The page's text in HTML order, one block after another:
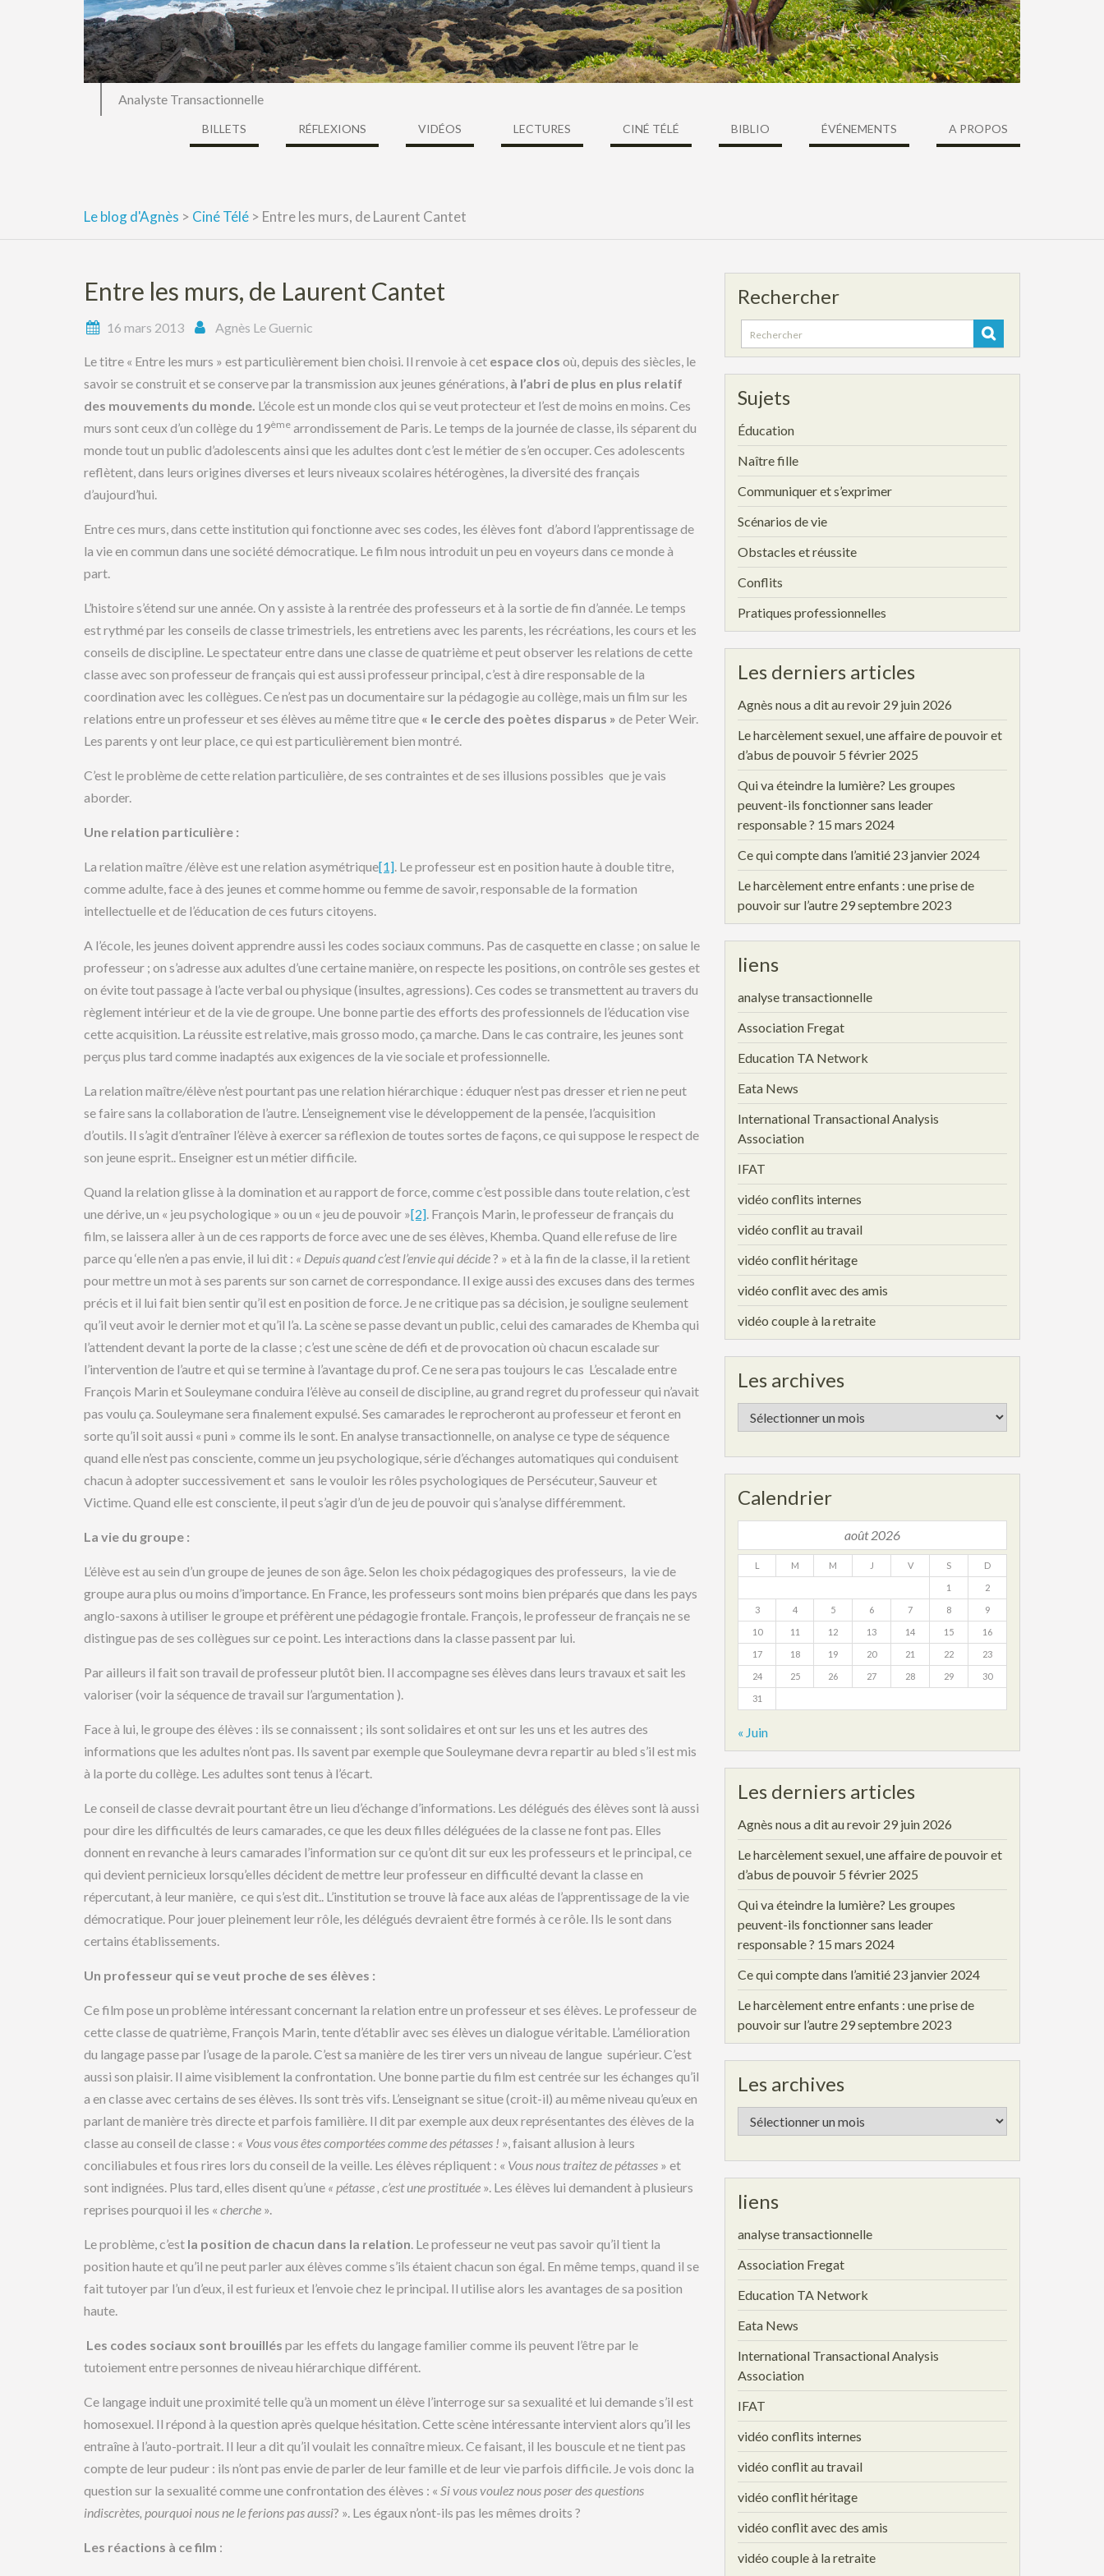
Analyste Transactionnelle
BILLETS RÉFLEXIONS VIDÉOS LECTURES CINÉ TÉLÉ BIBLIO ÉVÉNEMENTS A PROPOS
Le blog d'Agnès > Ciné Télé > Entre les murs, de Laurent Cantet
Entre les murs, de Laurent Cantet
16 mars 2013 Agnès Le Guernic
Le titre « Entre les murs » est particulièrement bien choisi. Il renvoie à cet espace clos où, depuis des siècles, le
savoir se construit et se conserve par la transmission aux jeunes générations, à l’abri de plus en plus relatif
des mouvements du monde. L’école est un monde clos qui se veut protecteur et l’est de moins en moins. Ces
murs sont ceux d’un collège du 19ème arrondissement de Paris. Le temps de la journée de classe, ils séparent du
monde tout un public d’adolescents ainsi que les adultes dont c’est le métier de s’en occuper. Ces adolescents
reflètent, dans leurs origines diverses et leurs niveaux scolaires hétérogènes, la diversité des français
d’aujourd’hui.
Entre ces murs, dans cette institution qui fonctionne avec ses codes, les élèves font d’abord l’apprentissage de
la vie en commun dans une société démocratique. Le film nous introduit un peu en voyeurs dans ce monde à
part.
L’histoire s’étend sur une année. On y assiste à la rentrée des professeurs et à la sortie de fin d’année. Le temps
est rythmé par les conseils de classe trimestriels, les entretiens avec les parents, les récréations, les cours et les
conseils de discipline. Le spectateur entre dans une classe de quatrième et peut observer les relations de cette
classe avec son professeur de français qui est aussi professeur principal, c’est à dire responsable de la
coordination avec les collègues. Ce n’est pas un documentaire sur la pédagogie au collège, mais un film sur les
relations entre un professeur et ses élèves au même titre que « le cercle des poètes disparus » de Peter Weir.
Les parents y ont leur place, ce qui est particulièrement bien montré.
C’est le problème de cette relation particulière, de ses contraintes et de ses illusions possibles que je vais
aborder.
Une relation particulière :
La relation maître /élève est une relation asymétrique[1]. Le professeur est en position haute à double titre,
comme adulte, face à des jeunes et comme homme ou femme de savoir, responsable de la formation
intellectuelle et de l’éducation de ces futurs citoyens.
A l’école, les jeunes doivent apprendre aussi les codes sociaux communs. Pas de casquette en classe ; on salue le
professeur ; on s’adresse aux adultes d’une certaine manière, on respecte les positions, on contrôle ses gestes et
on évite tout passage à l’acte verbal ou physique (insultes, agressions). Ces codes se transmettent au travers du
règlement intérieur et de la vie de groupe. Une bonne partie des efforts des professionnels de l’éducation vise
cette acquisition. La réussite est relative, mais grosso modo, ça marche. Dans le cas contraire, les jeunes sont
perçus plus tard comme inadaptés aux exigences de la vie sociale et professionnelle.
La relation maître/élève n’est pourtant pas une relation hiérarchique : éduquer n’est pas dresser et rien ne peut
se faire sans la collaboration de l’autre. L’enseignement vise le développement de la pensée, l’acquisition
d’outils. Il s’agit d’entraîner l’élève à exercer sa réflexion de toutes sortes de façons, ce qui suppose le respect de
son jeune esprit.. Enseigner est un métier difficile.
Quand la relation glisse à la domination et au rapport de force, comme c’est possible dans toute relation, c’est
une dérive, un « jeu psychologique » ou un « jeu de pouvoir »[2]. François Marin, le professeur de français du
film, se laissera aller à un de ces rapports de force avec une de ses élèves, Khemba. Quand elle refuse de lire
parce qu ‘elle n’en a pas envie, il lui dit : « Depuis quand c’est l’envie qui décide? » et à la fin de la classe, il la retient
pour mettre un mot à ses parents sur son carnet de correspondance. Il exige aussi des excuses dans des termes
précis et il lui fait bien sentir qu’il est en position de force. Je ne critique pas sa décision, je souligne seulement
qu’il veut avoir le dernier mot et qu’il l’a. La scène se passe devant un public, celui des camarades de Khemba qui
l’attendent devant la porte de la classe ; c’est une scène de défi et de provocation où chacun escalade sur
l’intervention de l’autre et qui se termine à l’avantage du prof. Ce ne sera pas toujours le cas L’escalade entre
François Marin et Souleymane conduira l’élève au conseil de discipline, au grand regret du professeur qui n’avait
pas voulu ça. Souleymane sera finalement expulsé. Ses camarades le reprocheront au professeur et feront en
sorte qu’il soit aussi « puni » comme ils le sont. En analyse transactionnelle, on analyse ce type de séquence
quand elle n’est pas consciente, comme un jeu psychologique, série d’échanges automatiques qui conduisent
chacun à adopter successivement et sans le vouloir les rôles psychologiques de Persécuteur, Sauveur et
Victime. Quand elle est consciente, il peut s’agir d’un de jeu de pouvoir qui s’analyse différemment.
La vie du groupe :
L’élève est au sein d’un groupe de jeunes de son âge. Selon les choix pédagogiques des professeurs, la vie de
groupe aura plus ou moins d’importance. En France, les professeurs sont moins bien préparés que dans les pays
anglo-saxons à utiliser le groupe et préfèrent une pédagogie frontale. François, le professeur de français ne se
distingue pas de ses collègues sur ce point. Les interactions dans la classe passent par lui.
Par ailleurs il fait son travail de professeur plutôt bien. Il accompagne ses élèves dans leurs travaux et sait les
valoriser (voir la séquence de travail sur l’argumentation ).
Face à lui, le groupe des élèves : ils se connaissent ; ils sont solidaires et ont sur les uns et les autres des
informations que les adultes n’ont pas. Ils savent par exemple que Souleymane devra repartir au bled s’il est mis
à la porte du collège. Les adultes sont tenus à l’écart.
Le conseil de classe devrait pourtant être un lieu d’échange d’informations. Les délégués des élèves sont là aussi
pour dire les difficultés de leurs camarades, ce que les deux filles déléguées de la classe ne font pas. Elles
donnent en revanche à leurs camarades l’information sur ce qu’ont dit sur eux les professeurs et le principal, ce
qui devient pernicieux lorsqu’elles décident de mettre leur professeur en difficulté devant la classe en
répercutant, à leur manière, ce qui s’est dit.. L’institution se trouve là face aux aléas de l’apprentissage de la vie
démocratique. Pour jouer pleinement leur rôle, les délégués devraient être formés à ce rôle. Ils le sont dans
certains établissements.
Un professeur qui se veut proche de ses élèves :
Ce film pose un problème intéressant concernant la relation entre un professeur et ses élèves. Le professeur de
cette classe de quatrième, François Marin, tente d’établir avec ses élèves un dialogue véritable. L’amélioration
du langage passe par l’usage de la parole. C’est sa manière de les tirer vers un niveau de langue supérieur. C’est
aussi son plaisir. Il aime visiblement la confrontation. Une bonne partie du film est centrée sur les échanges qu’il
a en classe avec certains de ses élèves. Ils sont très vifs. L’enseignant se situe (croit-il) au même niveau qu’eux en
parlant de manière très directe et parfois familière. Il dit par exemple aux deux représentantes des élèves de la
classe au conseil de classe : « Vous vous êtes comportées comme des pétasses ! », faisant allusion à leurs
conciliabules et fous rires lors du conseil de la veille. Les élèves répliquent : « Vous nous traitez de pétasses » et
sont indignées. Plus tard, elles disent qu’une « pétasse , c’est une prostituée ». Les élèves lui demandent à plusieurs
reprises pourquoi il les « cherche ».
Le problème, c’est la position de chacun dans la relation. Le professeur ne veut pas savoir qu’il tient la
position haute et qu’il ne peut parler aux élèves comme s’ils étaient chacun son égal. En même temps, quand il se
fait tutoyer par l’un d’eux, il est furieux et l’envoie chez le principal. Il utilise alors les avantages de sa position
haute.
Les codes sociaux sont brouillés par les effets du langage familier comme ils peuvent l’être par le
tutoiement entre personnes de niveau hiérarchique différent.
Ce langage induit une proximité telle qu’à un moment un élève l’interroge sur sa sexualité et lui demande s’il est
homosexuel. Il répond à la question après quelque hésitation. Cette scène intéressante intervient alors qu’il les
entraîne à l’auto-portrait. Il leur a dit qu’il voulait les connaître mieux. Ce faisant, il les bouscule et ne tient pas
compte de leur pudeur : ils n’ont pas envie de parler de leur famille et de leur vie parfois difficile. Je vois donc la
question sur la sexualité comme une confrontation des élèves : « Si vous voulez nous poser des questions
indiscrètes, pourquoi nous ne le ferions pas aussi? ». Les égaux n’ont-ils pas les mêmes droits ?
Les réactions à ce film :
Rechercher
Search
for:
Sujets
Éducation
Naître fille
Communiquer et s’exprimer
Scénarios de vie
Obstacles et réussite
Conflits
Pratiques professionnelles
Les derniers articles
Agnès nous a dit au revoir 29 juin 2026
Le harcèlement sexuel, une affaire de pouvoir et
d’abus de pouvoir 5 février 2025
Qui va éteindre la lumière? Les groupes
peuvent-ils fonctionner sans leader
responsable ? 15 mars 2024
Ce qui compte dans l’amitié 23 janvier 2024
Le harcèlement entre enfants : une prise de
pouvoir sur l’autre 29 septembre 2023
liens
analyse transactionnelle
Association Fregat
Education TA Network
Eata News
International Transactional Analysis
Association
IFAT
vidéo conflits internes
vidéo conflit au travail
vidéo conflit héritage
vidéo conflit avec des amis
vidéo couple à la retraite
Les archives
Les
archives
Calendrier
août 2026
L M M J V S D
1 2
3 4 5 6 7 8 9
10 11 12 13 14 15 16
17 18 19 20 21 22 23
24 25 26 27 28 29 30
31
« Juin
Les derniers articles
Agnès nous a dit au revoir 29 juin 2026
Le harcèlement sexuel, une affaire de pouvoir et
d’abus de pouvoir 5 février 2025
Qui va éteindre la lumière? Les groupes
peuvent-ils fonctionner sans leader
responsable ? 15 mars 2024
Ce qui compte dans l’amitié 23 janvier 2024
Le harcèlement entre enfants : une prise de
pouvoir sur l’autre 29 septembre 2023
Les archives
Les
archives
liens
analyse transactionnelle
Association Fregat
Education TA Network
Eata News
International Transactional Analysis
Association
IFAT
vidéo conflits internes
vidéo conflit au travail
vidéo conflit héritage
vidéo conflit avec des amis
vidéo couple à la retraite